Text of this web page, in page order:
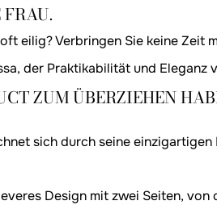
eilig? Verbringen Sie keine Zeit
der Praktikabilität und
TZUM ÜBERZIEHEN
sich durch seine
Design mit zwei Seiten,